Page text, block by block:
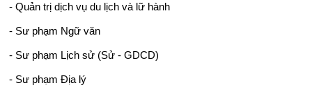
- Quản trị dịch vụ du lịch và lữ hành
- Sư phạm Ngữ văn
- Sư phạm Lịch sử (Sử - GDCD)
- Sư phạm Địa lý